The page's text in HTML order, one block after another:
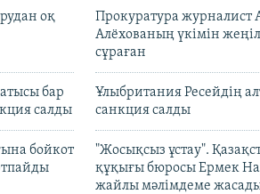
оқ
Прокуратура журналист
Алёхованың үкімін
сұраған
бар
салды
Ұлыбритания Ресейдің
санкция салды
бойкот
"Жосықсыз ұстау".
құқығы бюросы Ермек
жайлы мәлімдеме